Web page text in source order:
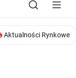
Aktualności Rynkowe